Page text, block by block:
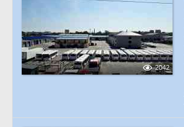
2042